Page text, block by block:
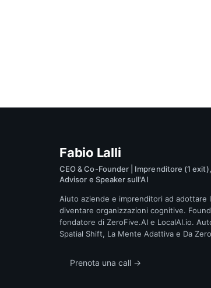
Fabio Lalli
CEO & Co-Founder | Imprenditore (1
Advisor e Speaker sull'AI
Aiuto aziende e imprenditori ad adottare
diventare organizzazioni cognitive.
fondatore di ZeroFive.AI e LocalAI.io.
Spatial Shift, La Mente Adattiva e Da
Prenota una call →